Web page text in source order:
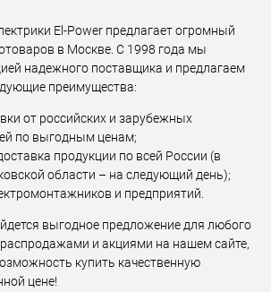
El-Power предлагает огромный
в Москве. С 1998 года мы
надежного поставщика и предлагаем
преимущества:
от российских и зарубежных
по выгодным ценам;
продукции по всей России (в
области – на следующий день);
и предприятий.
выгодное предложение для любого
распродажами и акциями на нашем сайте,
купить качественную
цене!